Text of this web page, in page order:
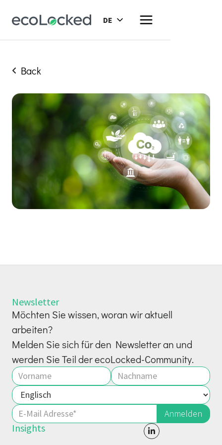
DE
 Back
Newsletter
Möchten Sie wissen, woran wir aktuell
arbeiten?
Melden Sie sich für den Newsletter an und
werden Sie Teil der ecoLocked-Community.
Insights 